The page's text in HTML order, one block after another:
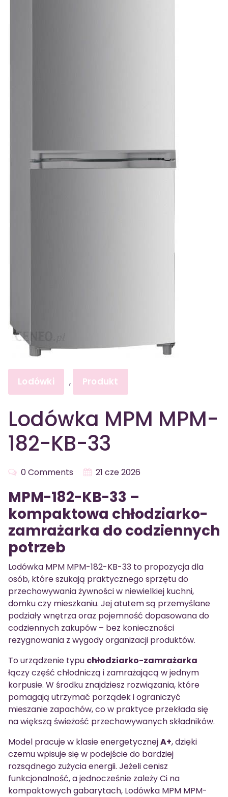
Lodówki , Produkt
Lodówka MPM MPM-
182-KB-33
0 Comments 21 cze 2026
MPM-182-KB-33 –
kompaktowa chłodziarko-
zamrażarka do codziennych
potrzeb
Lodówka MPM MPM-182-KB-33 to propozycja dla
osób, które szukają praktycznego sprzętu do
przechowywania żywności w niewielkiej kuchni,
domku czy mieszkaniu. Jej atutem są przemyślane
podziały wnętrza oraz pojemność dopasowana do
codziennych zakupów – bez konieczności
rezygnowania z wygody organizacji produktów.
To urządzenie typu chłodziarko-zamrażarka
łączy część chłodniczą i zamrażającą w jednym
korpusie. W środku znajdziesz rozwiązania, które
pomagają utrzymać porządek i ograniczyć
mieszanie zapachów, co w praktyce przekłada się
na większą świeżość przechowywanych składników.
Model pracuje w klasie energetycznejA+, dzięki
czemu wpisuje się w podejście do bardziej
rozsądnego zużycia energii. Jeżeli cenisz
funkcjonalność, a jednocześnie zależy Ci na
kompaktowych gabarytach, Lodówka MPM MPM-